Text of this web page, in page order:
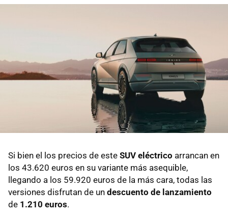
Si bien el los precios de este SUV eléctrico arrancan en
los 43.620 euros en su variante más asequible,
llegando a los 59.920 euros de la más cara, todas las
versiones disfrutan de un descuento de lanzamiento
de 1.210 euros.